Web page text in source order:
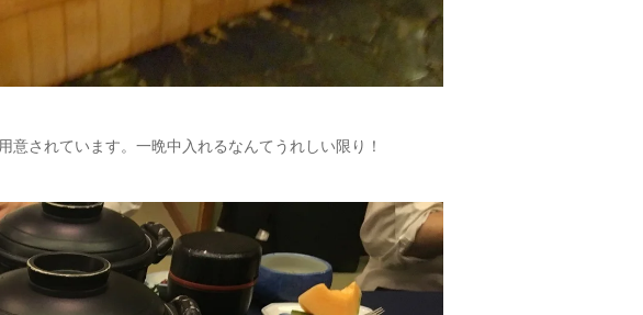
されています。一晩中入れるなんてうれしい限り！